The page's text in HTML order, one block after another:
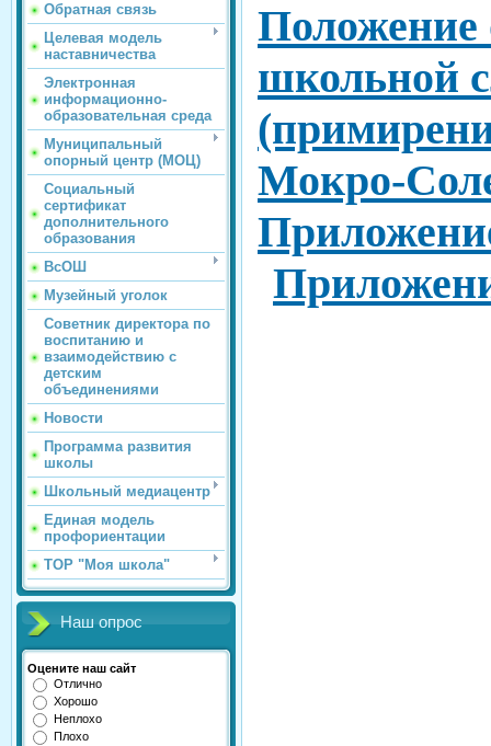
Обратная связь
Целевая модель
наставничества
Электронная
информационно-
образовательная среда
Муниципальный
опорный центр (МОЦ)
Социальный
сертификат
дополнительного
образования
ВсОШ
Музейный уголок
Советник директора по
воспитанию и
взаимодействию с
детским
объединениями
Новости
Программа развития
школы
Школьный медиацентр
Единая модель
профориентации
ТОР "Моя школа"
Наш опрос
Оцените наш сайт
Отлично
Хорошо
Неплохо
Плохо
Положение
школьной
Мокро-